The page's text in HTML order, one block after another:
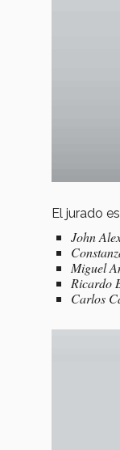
El jurado
John
Miguel
Ricardo
Carlos